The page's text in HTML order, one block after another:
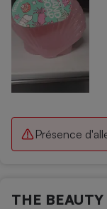
Présence
THE